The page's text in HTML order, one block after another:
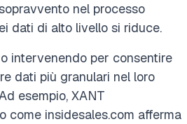
nel processo
dati di alto livello si riduce.
intervenendo per consentire
dati più granulari nel loro
esempio, XANT
come insidesales.com afferma